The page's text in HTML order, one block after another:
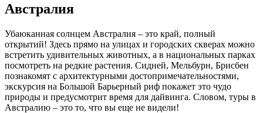
Австралия
Убаюканная солнцем Австралия – это край, полный
открытий! Здесь прямо на улицах и городских скверах можно
встретить удивительных животных, а в национальных парках
посмотреть на редкие растения. Сидней, Мельбурн, Брисбен
познакомят с архитектурными достопримечательностями,
экскурсия на Большой Барьерный риф покажет это чудо
природы и предусмотрит время для дайвинга. Словом, туры в
Австралию – это то, что вы еще не видели!